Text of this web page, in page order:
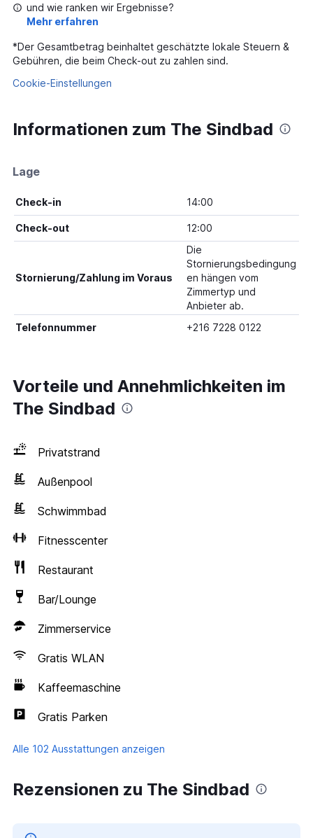
und wie ranken wir Ergebnisse?
Mehr erfahren
*Der Gesamtbetrag beinhaltet geschätzte lokale Steuern &
Gebühren, die beim Check-out zu zahlen sind.
Cookie-Einstellungen
Informationen zum The Sindbad
Lage
Check-in 14:00
Check-out 12:00
Stornierung/Zahlung im Voraus
Die
Stornierungsbedingung
en hängen vom
Zimmertyp und
Anbieter ab.
Telefonnummer
+216 7228 0122
Vorteile und Annehmlichkeiten im
The Sindbad
Privatstrand
Außenpool
Schwimmbad
Fitnesscenter
Restaurant
Bar/Lounge
Zimmerservice
Gratis WLAN
Kaffeemaschine
Gratis Parken
Alle 102 Ausstattungen anzeigen
Rezensionen zu The Sindbad